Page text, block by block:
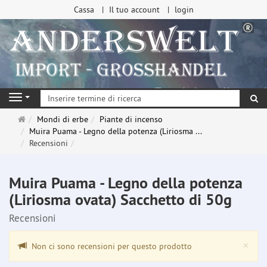
Cassa Il tuo account login
Navigation
Pagina
principale
Mondi di erbe
Piante di incenso
Muira Puama - Legno della potenza (Liriosma ...
Recensioni
Muira Puama - Legno della potenza
(Liriosma ovata) Sacchetto di 50g
Recensioni
×
Non ci sono recensioni per questo prodotto